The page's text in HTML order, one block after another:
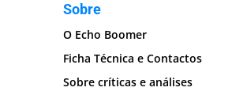
Sobre
O Echo Boomer
Ficha Técnica e Contactos
Sobre críticas e análises